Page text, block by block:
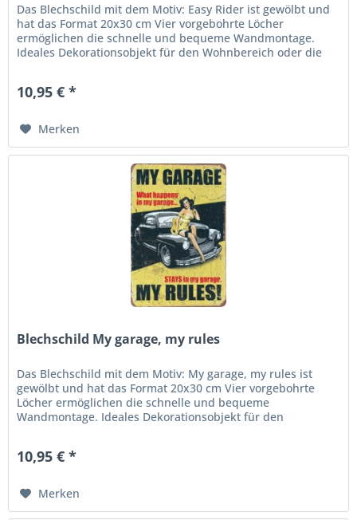
Das Blechschild mit dem Motiv: Easy Rider ist gewölbt und
hat das Format 20x30 cm Vier vorgebohrte Löcher
ermöglichen die schnelle und bequeme Wandmontage.
Ideales Dekorationsobjekt für den Wohnbereich oder die
10,95 € *
Merken
Blechschild My garage, my rules
Das Blechschild mit dem Motiv: My garage, my rules ist
gewölbt und hat das Format 20x30 cm Vier vorgebohrte
Löcher ermöglichen die schnelle und bequeme
Wandmontage. Ideales Dekorationsobjekt für den
10,95 € *
Merken